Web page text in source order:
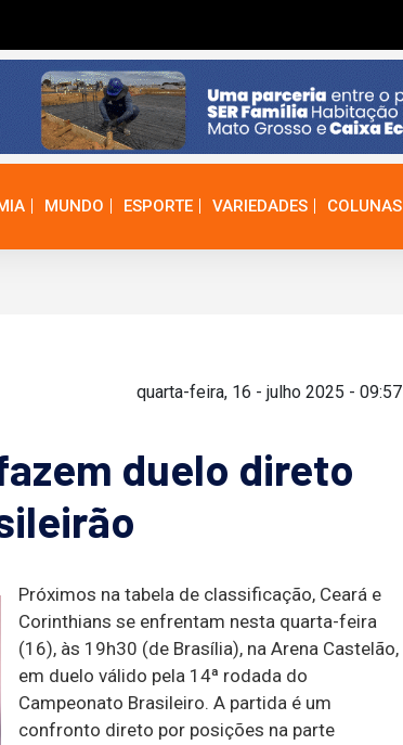
MUNDO ESPORTE VARIEDADES COLUNAS
quarta-feira, 16 - julho 2025 - 09:57
duelo direto
Próximos na tabela de classificação, Ceará e
Corinthians se enfrentam nesta quarta-feira
(16), às 19h30 (de Brasília), na Arena Castelão,
em duelo válido pela 14ª rodada do
Campeonato Brasileiro. A partida é um
confronto direto por posições na parte